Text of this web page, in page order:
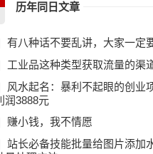
历年同日文章
有八种话不要乱讲，大家一定
工业品这种类型获取流量的渠
风水起名：暴利不起眼的创业
润3888元
赚小钱，我不情愿
站长必备技能批量给图片添加